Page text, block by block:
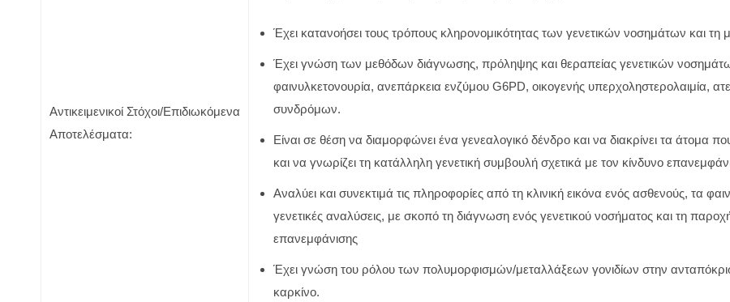
Αντικειμενικοί Στόχοι/Επιδιωκόμενα
Αποτελέσματα:
Έχει κατανοήσει τους τρόπους κληρονομικότητας των γενετικών νοσημάτων και τη
Έχει γνώση των μεθόδων διάγνωσης, πρόληψης και θεραπείας γενετικών
φαινυλκετονουρία, ανεπάρκεια ενζύμου G6PD, οικογενής υπερχοληστερολαιμία,
συνδρόμων.
Είναι σε θέση να διαμορφώνει ένα γενεαλογικό δένδρο και να διακρίνει τα άτομα
και να γνωρίζει τη κατάλληλη γενετική συμβουλή σχετικά με τον κίνδυνο
Αναλύει και συνεκτιμά τις πληροφορίες από τη κλινική εικόνα ενός ασθενούς, τα
γενετικές αναλύσεις, με σκοπό τη διάγνωση ενός γενετικού νοσήματος και τη
επανεμφάνισης
Έχει γνώση του ρόλου των πολυμορφισμών/μεταλλάξεων γονιδίων στην
καρκίνο.